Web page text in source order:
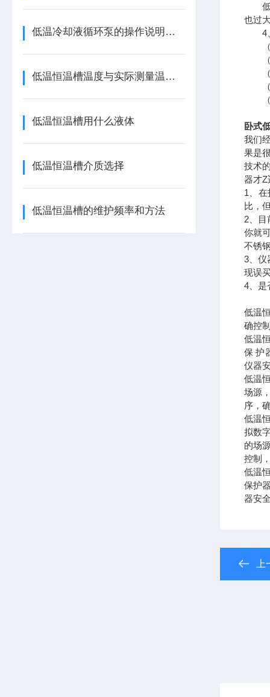
低温冷却液循环泵的操作说明和注意事项
低温恒温槽温度与实际测量温度误差允许范围
低温恒温槽用什么液体
低温恒温槽介质选择
低温恒温槽的维护频率和方法
低温
也过
4、
（1
（2
（3
（4
（5
卧式
我们
果是
技术
器才Z
1、
比，
2、目
你就
不锈
3、仪
现误
4、是
低温
确控
低温
保 护
仪器
低温
场源
序，
低温
拟数
的场
控制
低温
保护
器安